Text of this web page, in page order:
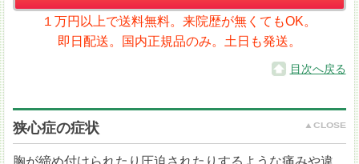
１万円以上で送料無料。来院歴が無くてもOK。
即日配送。国内正規品のみ。土日も発送。
目次へ戻る
狭心症の症状
胸が締め付けられたり圧迫されたりするような痛みや違